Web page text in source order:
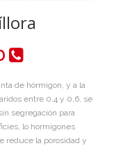
de hórmigon, y a la
entre 0,4 y 0,6, se
segregación para
lo hormigones
reduce la porosidad y